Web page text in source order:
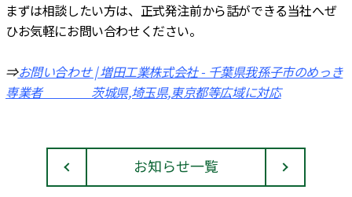
まずは相談したい方は、正式発注前から話ができる当社へぜ
ひお気軽にお問い合わせください。
⇒お問い合わせ | 増田工業株式会社 - 千葉県我孫子市のめっき
専業者 茨城県,埼玉県,東京都等広域に対応
お知らせ一覧